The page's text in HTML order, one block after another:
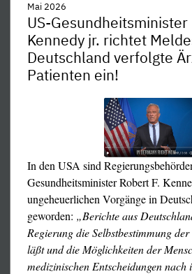
Verhandlungen, die gesamten,
„nur“ kopierte und nicht
spricht von ca. zwölf Polizeiautos
Mai 2026
US-Gesundheitsminister
Kennedy jr. richtet
Deutschland verfolgte
Patienten ein!
In den USA sind
Gesundheitsminister Robert F.
ungeheuerlichen Vorgänge in
geworden: „Berichte aus
Regierung die Selbstbestimmung
läßt und die Möglichkeiten der
medizinischen Entscheidungen nach